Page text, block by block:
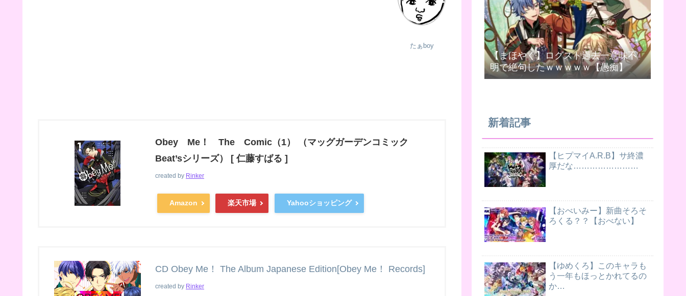
たぁboy
Obey Me！ The Comic（1） （マッグガーデンコミック
Beat’sシリーズ） [ 仁藤すばる ]
created by Rinker
Amazon 楽天市場 Yahooショッピング
CD Obey Me！ The Album Japanese Edition[Obey Me！ Records]
created by Rinker
【まほやく】ログスト過去一意味不
明で絶句したｗｗｗｗｗ【愚痴】
新着記事
【ヒプマイA.R.B】サ終濃
厚だな……………………
【おべいみー】新曲そろそ
ろくる？？【おべない】
【ゆめくろ】このキャラも
う一年もほっとかれてるの
か…